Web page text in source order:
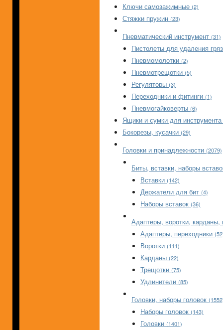
Ключи самозажимные (2)
Стяжки пружин (23)
Пневматический инструмент (31)
Пистолеты для удаления
Пневмомолотки (2)
Пневмотрещотки (5)
Регуляторы (3)
Переходники и фитинги (1)
Пневмогайковерты (6)
Ящики и сумки для инструмента
Бокорезы, кусачки (29)
Головки и принадлежности (2079)
Биты, вставки, наборы
Вставки (142)
Держатели для бит (4)
Наборы вставок (36)
Адаптеры, воротки,
Адаптеры, переходники
Воротки (111)
Карданы (22)
Трещотки (75)
Удлинители (85)
Головки, наборы головок
Наборы головок (143)
Головки (1401)